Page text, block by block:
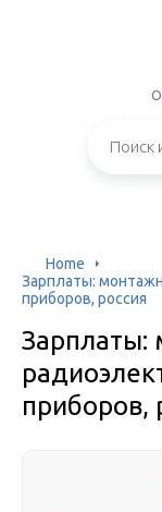
Home
Зарплаты:
приборов, россия
Зарплаты:
приборов,